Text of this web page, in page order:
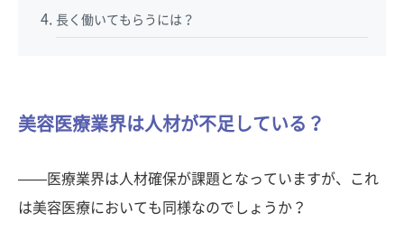
長く働いてもらうには？
美容医療業界は人材が不足している？
——医療業界は人材確保が課題となっていますが、これ
は美容医療においても同様なのでしょうか？